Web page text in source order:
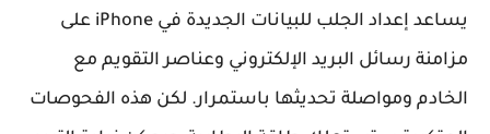
يساعد إعداد الجلب للبيانات الجديدة في iPhone على
مزامنة رسائل البريد الإلكتروني وعناصر التقويم مع
الخادم ومواصلة تحديثها باستمرار. لكن هذه الفحوصات